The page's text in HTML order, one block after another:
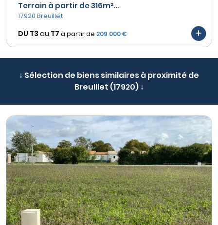
Terrain à partir de 316m²...
17920 Breuillet
DU T3 au T7 à partir de 209 000 €
↓ Sélection de biens similaires à proximité de
Breuillet (17920) ↓